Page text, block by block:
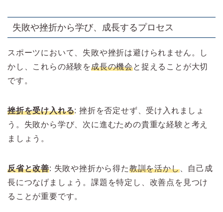
失敗や挫折から学び、成長するプロセス
スポーツにおいて、失敗や挫折は避けられません。し
かし、これらの経験を成長の機会と捉えることが大切
です。
挫折を受け入れる: 挫折を否定せず、受け入れましょ
う。失敗から学び、次に進むための貴重な経験と考え
ましょう。
反省と改善: 失敗や挫折から得た教訓を活かし、自己成
長につなげましょう。課題を特定し、改善点を見つけ
ることが重要です。